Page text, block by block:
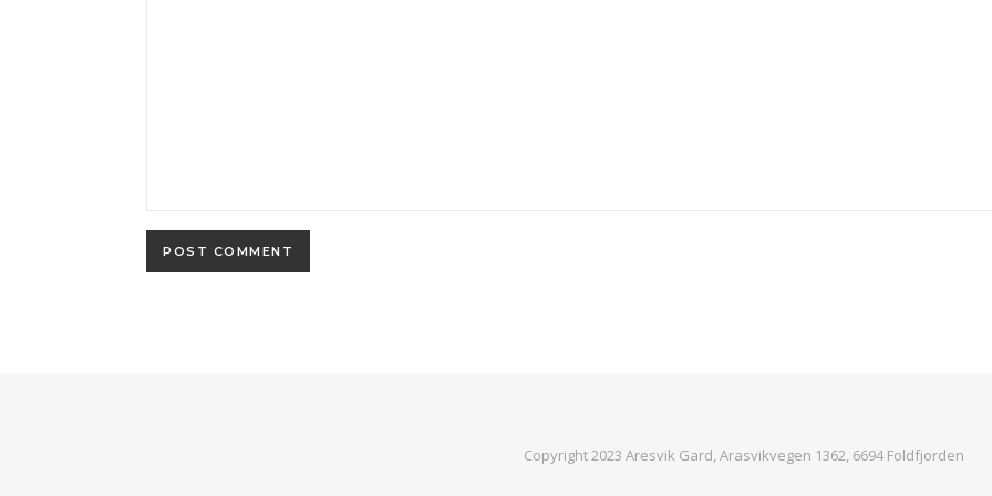
Copyright 2023 Aresvik Gard, Arasvikvegen 1362, 6694 Foldfjorden